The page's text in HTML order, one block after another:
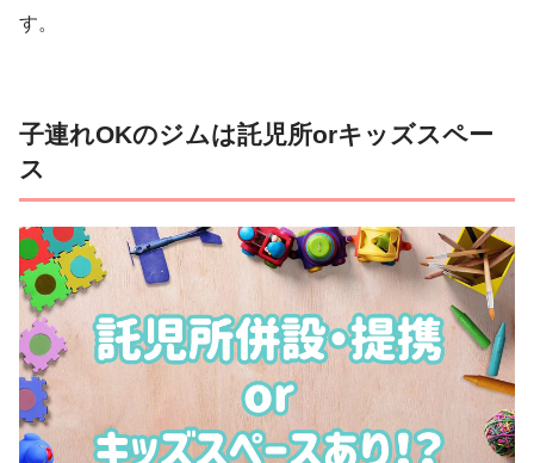
す。
子連れOKのジムは託児所orキッズスペー
ス